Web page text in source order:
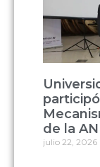
de la
julio 22, 2026